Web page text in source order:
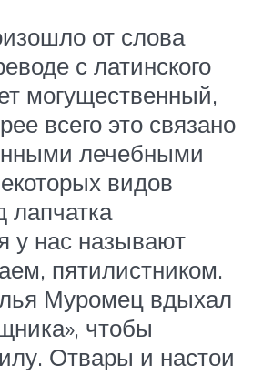
от слова
с латинского
могущественный,
всего это связано
лечебными
видов
лапчатка
у нас называют
пятилистником.
Муромец вдыхал
чтобы
Отвары и настои